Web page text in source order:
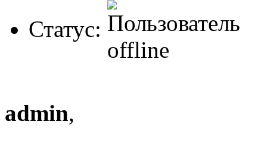
Статус:
admin,